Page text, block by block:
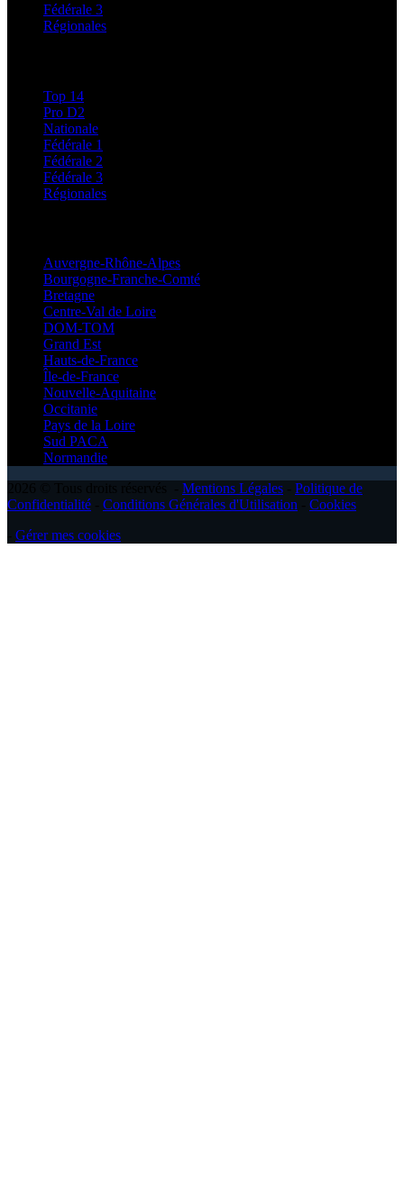
Fédérale 3
Régionales
Top 14
Pro D2
Nationale
Fédérale 1
Fédérale 2
Fédérale 3
Régionales
Auvergne-Rhône-Alpes
Bourgogne-Franche-Comté
Bretagne
Centre-Val de Loire
DOM-TOM
Grand Est
Hauts-de-France
Île-de-France
Nouvelle-Aquitaine
Occitanie
Pays de la Loire
Sud PACA
Normandie
Mentions Légales
Politique de
Confidentialité
Conditions Générales d'Utilisation
Cookies
Gérer mes cookies